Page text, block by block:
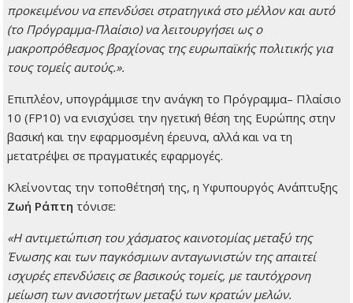
προκειμένου να επενδύσει στρατηγικά στο μέλλον και αυτό
(το Πρόγραμμα-Πλαίσιο) να λειτουργήσει ως ο
μακροπρόθεσμος βραχίονας της ευρωπαϊκής πολιτικής για
τους τομείς αυτούς.».
Επιπλέον, υπογράμμισε την ανάγκη το Πρόγραμμα– Πλαίσιο
10 (FP10) να ενισχύσει την ηγετική θέση της Ευρώπης στην
βασική και την εφαρμοσμένη έρευνα, αλλά και να τη
μετατρέψει σε πραγματικές εφαρμογές.
Κλείνοντας την τοποθέτησή της, η Υφυπουργός Ανάπτυξης
Ζωή Ράπτη τόνισε:
«Η αντιμετώπιση του χάσματος καινοτομίας μεταξύ της
Ένωσης και των παγκόσμιων ανταγωνιστών της απαιτεί
ισχυρές επενδύσεις σε βασικούς τομείς, με ταυτόχρονη
μείωση των ανισοτήτων μεταξύ των κρατών μελών.